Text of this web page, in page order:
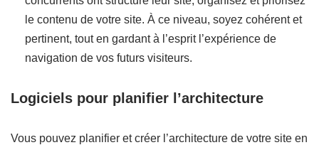
le contenu de votre site. À ce niveau, soyez cohérent et
pertinent, tout en gardant à l’esprit l’expérience de
navigation de vos futurs visiteurs.
Logiciels pour planifier l’architecture
Vous pouvez planifier et créer l’architecture de votre site en